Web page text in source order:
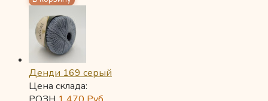
Денди 169 серый
Цена склада: